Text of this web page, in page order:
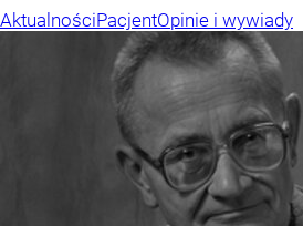
AktualnościPacjentOpinie i wywiady